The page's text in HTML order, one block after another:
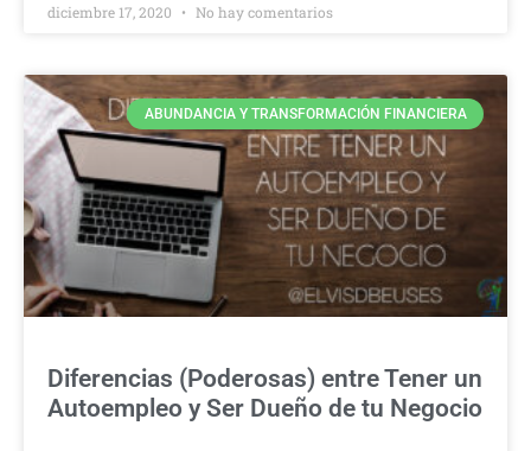
diciembre 17, 2020 No hay comentarios
ABUNDANCIA Y TRANSFORMACIÓN FINANCIERA
Diferencias (Poderosas) entre Tener un
Autoempleo y Ser Dueño de tu Negocio